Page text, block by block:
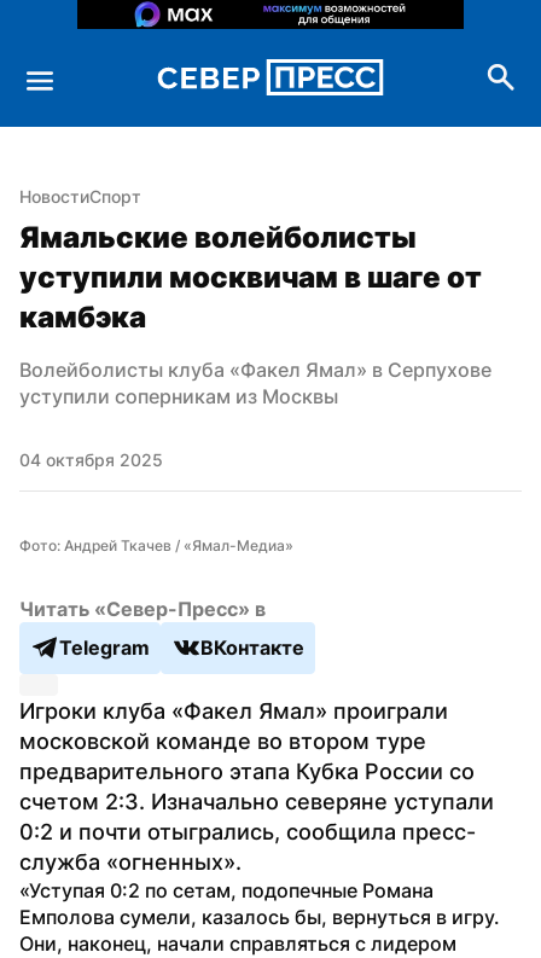
НовостиСпорт
Ямальские волейболисты
уступили москвичам в шаге от
камбэка
Волейболисты клуба «‎Факел Ямал» в Серпухове
уступили соперникам из Москвы
04 октября 2025
Фото: Андрей Ткачев / «Ямал-Медиа»
Читать «Север-Пресс» в
Telegram
ВКонтакте
Игроки клуба «Факел Ямал» проиграли
московской команде во втором туре
предварительного этапа Кубка России со
счетом 2:3. Изначально северяне уступали
0:2 и почти отыгрались, сообщила пресс-
служба «огненных».
«Уступая 0:2 по сетам, подопечные Романа
Емполова сумели, казалось бы, вернуться в игру.
Они, наконец, начали справляться с лидером